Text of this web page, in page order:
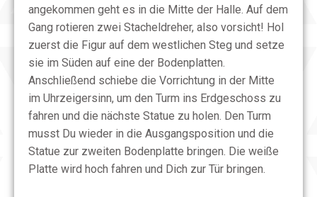
angekommen geht es in die Mitte der Halle. Auf dem
Gang rotieren zwei Stacheldreher, also vorsicht! Hol
zuerst die Figur auf dem westlichen Steg und setze
sie im Süden auf eine der Bodenplatten.
Anschließend schiebe die Vorrichtung in der Mitte
im Uhrzeigersinn, um den Turm ins Erdgeschoss zu
fahren und die nächste Statue zu holen. Den Turm
musst Du wieder in die Ausgangsposition und die
Statue zur zweiten Bodenplatte bringen. Die weiße
Platte wird hoch fahren und Dich zur Tür bringen.